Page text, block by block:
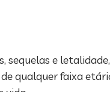
e
qualquer faixa